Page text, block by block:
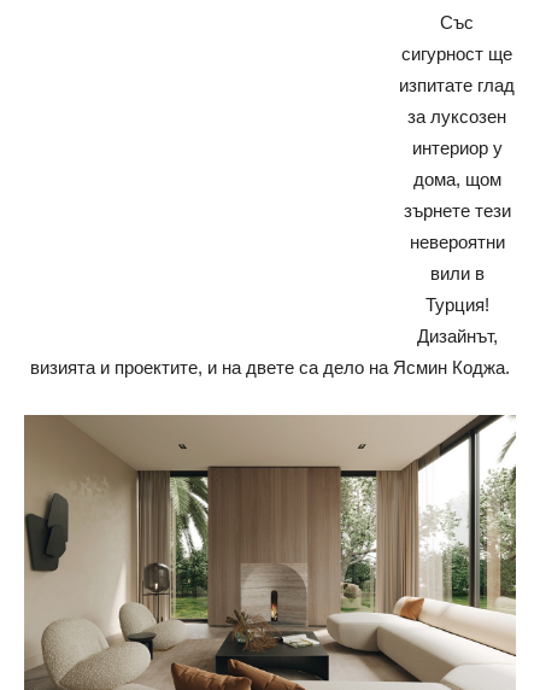
Със
сигурност ще
изпитате глад
за луксозен
интериор у
дома, щом
зърнете тези
невероятни
вили в
Турция!
Дизайнът,
визията и проектите, и на двете са дело на Ясмин Коджа.